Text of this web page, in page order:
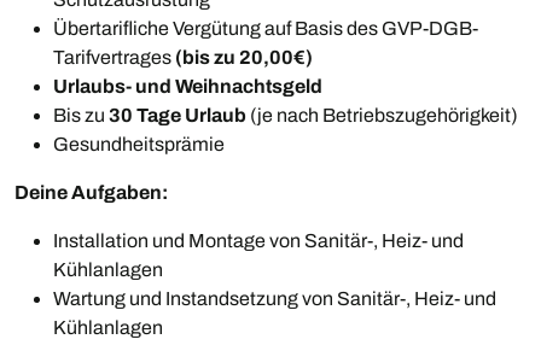
Übertarifliche Vergütung auf Basis des GVP-DGB-
Tarifvertrages (bis zu 20,00€)
Urlaubs- und Weihnachtsgeld
Bis zu 30 Tage Urlaub (je nach Betriebszugehörigkeit)
Gesundheitsprämie
Deine Aufgaben:
Installation und Montage von Sanitär-, Heiz- und
Kühlanlagen
Wartung und Instandsetzung von Sanitär-, Heiz- und
Kühlanlagen